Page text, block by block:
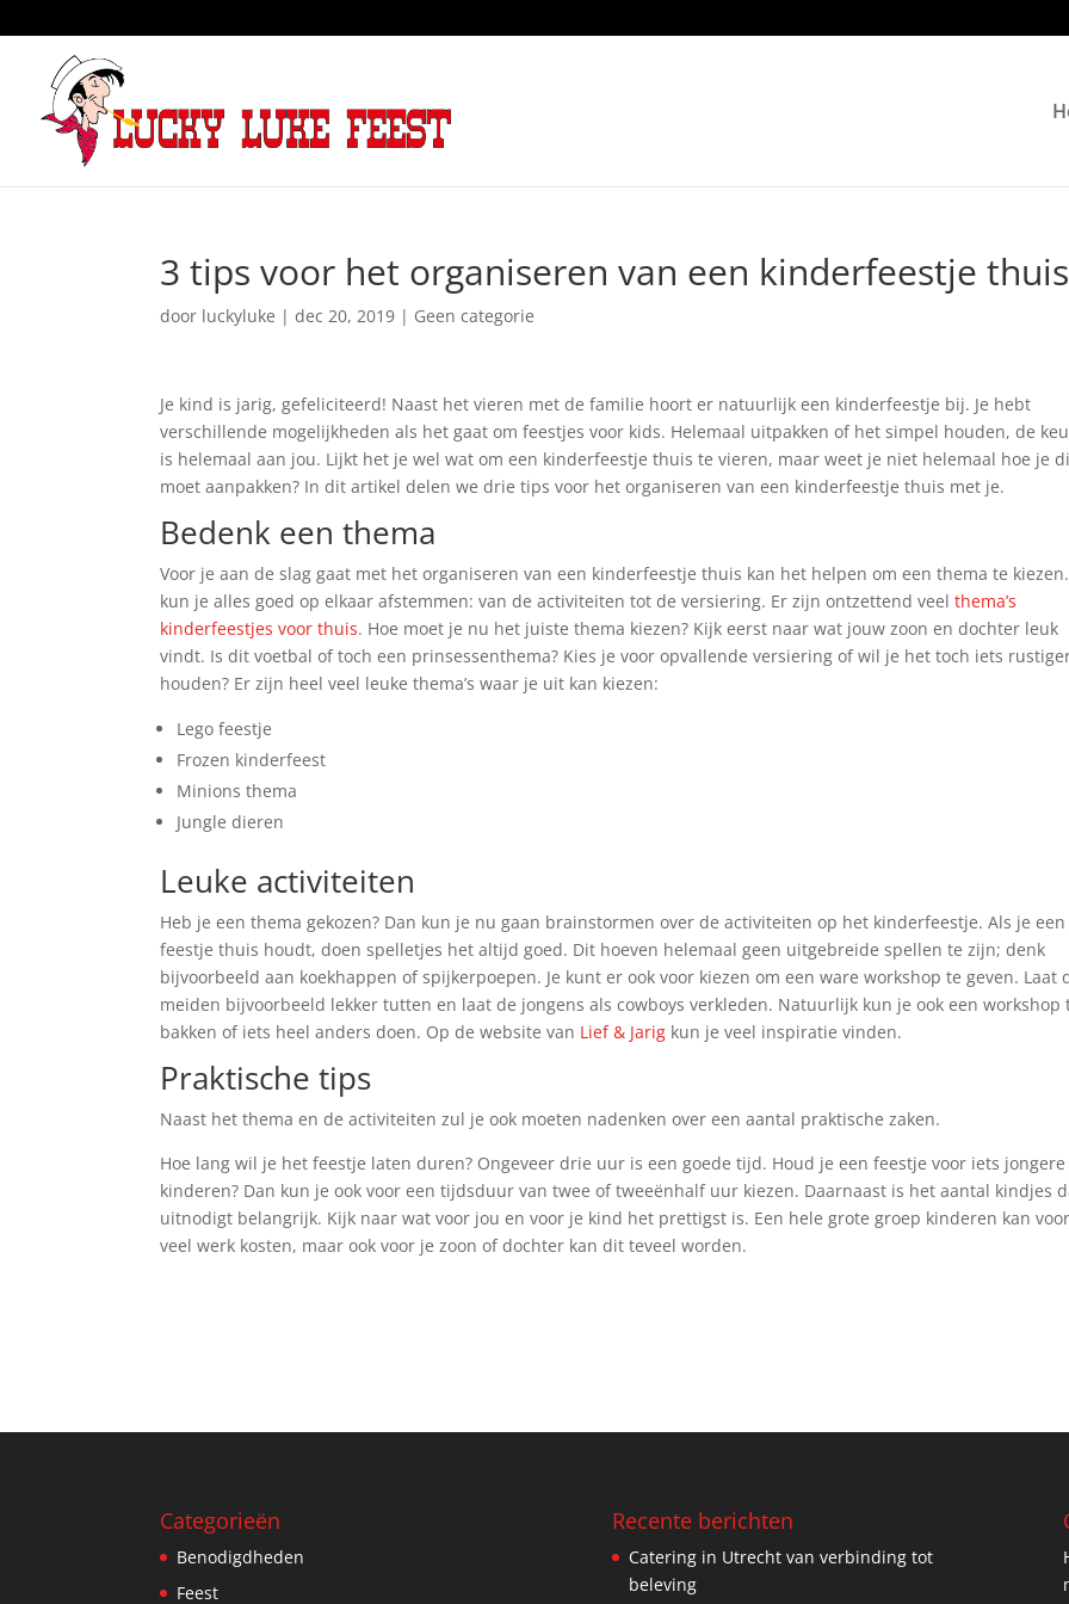
3 tips voor het organiseren van een kinderfeestje thuis
door luckyluke |dec 20, 2019 | Geen categorie
Je kind is jarig, gefeliciteerd! Naast het vieren met de familie hoort er natuurlijk een kinderfeestje bij. Je hebt
verschillende mogelijkheden als het gaat om feestjes voor kids. Helemaal uitpakken of het simpel houden, de
is helemaal aan jou. Lijkt het je wel wat om een kinderfeestje thuis te vieren, maar weet je niet helemaal hoe je
moet aanpakken? In dit artikel delen we drie tips voor het organiseren van een kinderfeestje thuis met je.
Bedenk een thema
Voor je aan de slag gaat met het organiseren van een kinderfeestje thuis kan het helpen om een thema te
kun je alles goed op elkaar afstemmen: van de activiteiten tot de versiering. Er zijn ontzettend veelthema’s
kinderfeestjes voor thuis. Hoe moet je nu het juiste thema kiezen? Kijk eerst naar wat jouw zoon en dochter leuk
vindt. Is dit voetbal of toch een prinsessenthema? Kies je voor opvallende versiering of wil je het toch iets
houden? Er zijn heel veel leuke thema’s waar je uit kan kiezen:
Lego feestje
Frozen kinderfeest
Minions thema
Jungle dieren
Leuke activiteiten
Heb je een thema gekozen? Dan kun je nu gaan brainstormen over de activiteiten op het kinderfeestje. Als je een
feestje thuis houdt, doen spelletjes het altijd goed. Dit hoeven helemaal geen uitgebreide spellen te zijn; denk
bijvoorbeeld aan koekhappen of spijkerpoepen. Je kunt er ook voor kiezen om een ware workshop te geven. Laat
meiden bijvoorbeeld lekker tutten en laat de jongens als cowboys verkleden. Natuurlijk kun je ook een workshop
bakken of iets heel anders doen. Op de website van Lief & Jarig kun je veel inspiratie vinden.
Praktische tips
Naast het thema en de activiteiten zul je ook moeten nadenken over een aantal praktische zaken.
Hoe lang wil je het feestje laten duren? Ongeveer drie uur is een goede tijd. Houd je een feestje voor iets jongere
kinderen? Dan kun je ook voor een tijdsduur van twee of tweeënhalf uur kiezen. Daarnaast is het aantal kindjes
uitnodigt belangrijk. Kijk naar wat voor jou en voor je kind het prettigst is. Een hele grote groep kinderen kan
veel werk kosten, maar ook voor je zoon of dochter kan dit teveel worden.
Categorieën
Benodigdheden
Feest
Recente berichten
Catering in Utrecht van verbinding tot
beleving